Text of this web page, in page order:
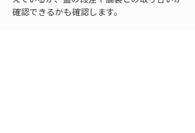
確認できるかも確認します。